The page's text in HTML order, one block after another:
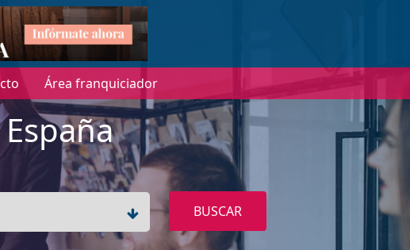
Área franquiciador
BUSCAR